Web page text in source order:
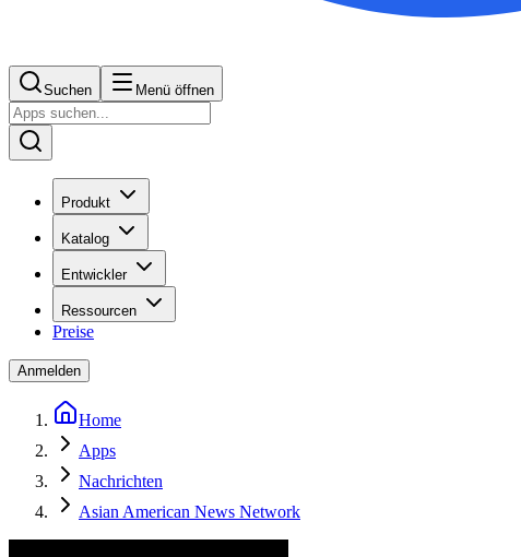
Suchen Menü öffnen
Produkt
Katalog
Entwickler
Ressourcen
Preise
Anmelden
Home
Apps
Nachrichten
Asian American News Network